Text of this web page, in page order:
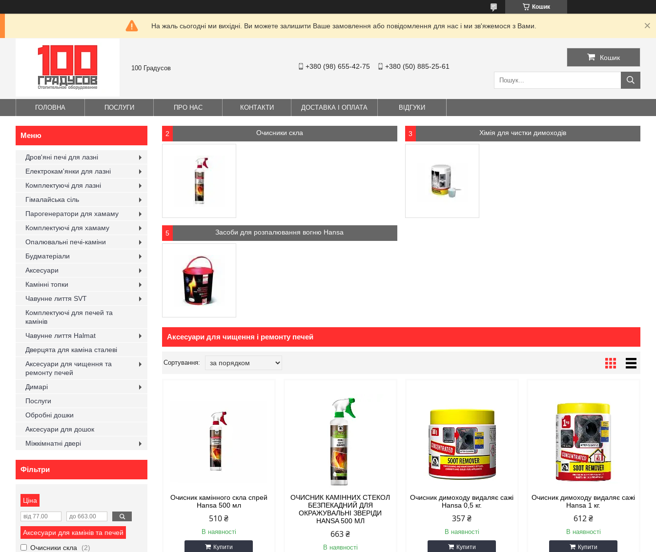
Кошик
На жаль сьогодні ми вихідні. Ви можете залишити Ваше замовлення або повідомлення для нас і ми зв'яжемося з Вами.
100 Градусов +380 (98) 655-42-75 +380 (50) 885-25-61
Кошик
ГОЛОВНА ПОСЛУГИ ПРО НАС КОНТАКТИ ДОСТАВКА І ОПЛАТА ВІДГУКИ
Очисники скла
2 Хімія для чистки димоходів
3
Засоби для розпалювання вогню Hansa
5
Аксесуари для чищення і ремонту печей
Очисник камінного скла спрей
Hansa 500 мл
510 ₴
В наявності
Купити
ОЧИСНИК КАМІННИХ СТЕКОЛ
БЕЗПЕКАДНИЙ ДЛЯ
ОКРАЖУВАЛЬНІ ЗВЕРІДИ
HANSA 500 МЛ
663 ₴
В наявності
Очисник димоходу видаляє сажі
Hansa 0,5 кг.
357 ₴
В наявності
Купити
Очисник димоходу видаляє сажі
Hansa 1 кг.
612 ₴
В наявності
Купити
Дров'яні печі для лазні
Електрокам'янки для лазні
Комплектуючі для лазні
Гімалайська сіль
Парогенератори для хамаму
Комплектуючі для хамаму
Опалювальні печі-каміни
Будматеріали
Аксесуари
Камінні топки
Чавунне лиття SVT
Комплектуючі для печей та
камінів
Чавунне лиття Halmat
Дверцята для каміна сталеві
Аксесуари для чищення та
ремонту печей
Димарі
Послуги
Обробні дошки
Аксесуари для дошок
Міжкімнатні двері
Фільтри
Ціна
Аксесуари для камінів та печей
Очисники скла
2